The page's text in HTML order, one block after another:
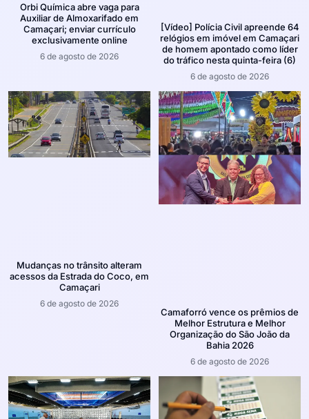
Orbi Química abre vaga para
Auxiliar de Almoxarifado em
Camaçari; enviar currículo
exclusivamente online
6 de agosto de 2026
[Vídeo] Polícia Civil apreende 64
relógios em imóvel em Camaçari
de homem apontado como líder
do tráfico nesta quinta-feira (6)
6 de agosto de 2026
Mudanças no trânsito alteram
acessos da Estrada do Coco, em
Camaçari
6 de agosto de 2026
Camaforró vence os prêmios de
Melhor Estrutura e Melhor
Organização do São João da
Bahia 2026
6 de agosto de 2026